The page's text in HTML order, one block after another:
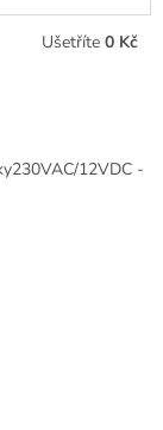
Ušetříte 0 Kč
12VDC -